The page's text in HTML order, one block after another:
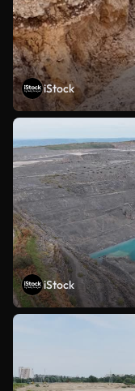
iStock
iStock